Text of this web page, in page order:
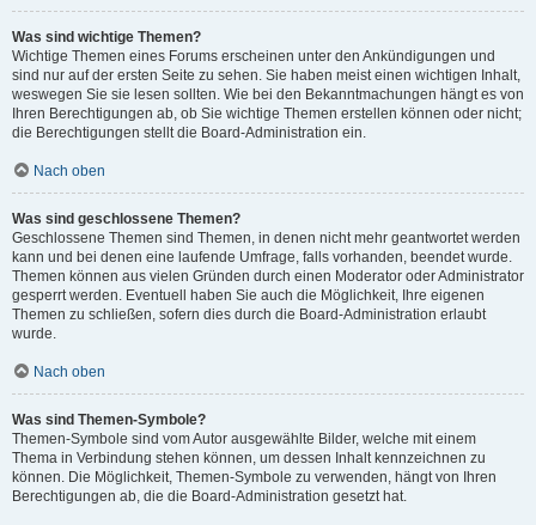
Was sind wichtige Themen?
Wichtige Themen eines Forums erscheinen unter den Ankündigungen und
sind nur auf der ersten Seite zu sehen. Sie haben meist einen wichtigen Inhalt,
weswegen Sie sie lesen sollten. Wie bei den Bekanntmachungen hängt es von
Ihren Berechtigungen ab, ob Sie wichtige Themen erstellen können oder nicht;
die Berechtigungen stellt die Board-Administration ein.
Nach oben
Was sind geschlossene Themen?
Geschlossene Themen sind Themen, in denen nicht mehr geantwortet werden
kann und bei denen eine laufende Umfrage, falls vorhanden, beendet wurde.
Themen können aus vielen Gründen durch einen Moderator oder Administrator
gesperrt werden. Eventuell haben Sie auch die Möglichkeit, Ihre eigenen
Themen zu schließen, sofern dies durch die Board-Administration erlaubt
wurde.
Nach oben
Was sind Themen-Symbole?
Themen-Symbole sind vom Autor ausgewählte Bilder, welche mit einem
Thema in Verbindung stehen können, um dessen Inhalt kennzeichnen zu
können. Die Möglichkeit, Themen-Symbole zu verwenden, hängt von Ihren
Berechtigungen ab, die die Board-Administration gesetzt hat.